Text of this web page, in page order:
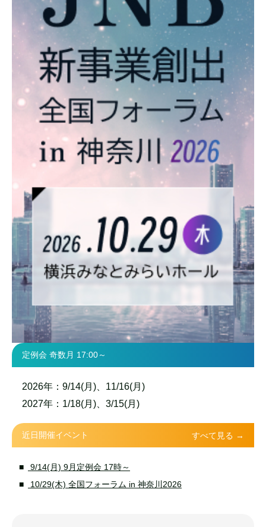
定例会 奇数月 17:00～
2026年：9/14(月)、11/16(月)
2027年：1/18(月)、3/15(月)
近日開催イベント すべて見る →
9/14(月) 9月定例会 17時～
10/29(木) 全国フォーラム in 神奈川2026